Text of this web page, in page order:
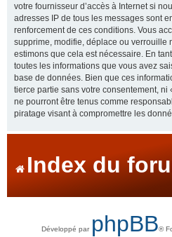
votre fournisseur d’accès à Internet si
adresses IP de tous les messages sont
renforcement de ces conditions. Vous
supprime, modifie, déplace ou verrouille
estimons que cela est nécessaire. En
toutes les informations que vous avez
base de données. Bien que ces
tierce partie sans votre consentement, ni
ne pourront être tenus comme
piratage visant à compromettre les
Index du
Développé par phpBB®